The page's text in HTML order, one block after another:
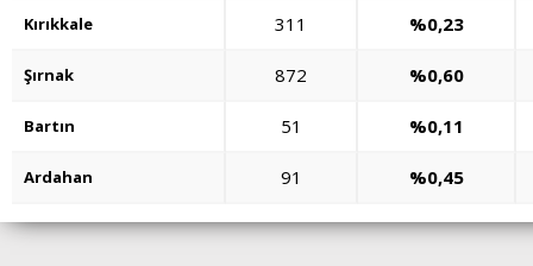
Kırıkkale 311 %0,23
Şırnak 872 %0,60
Bartın 51 %0,11
Ardahan 91 %0,45